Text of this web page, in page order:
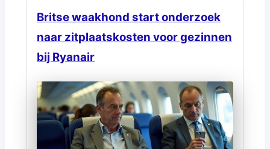
Britse waakhond start onderzoek
naar zitplaatskosten voor gezinnen
bij Ryanair